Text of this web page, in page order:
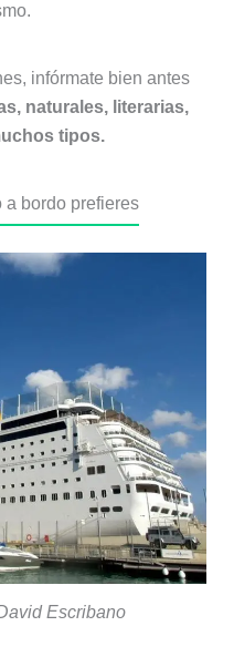
infórmate bien antes
naturales, literarias,
tipos.
a bordo prefieres
Escribano